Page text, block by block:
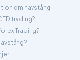
om hävstång
trading?
Trading?